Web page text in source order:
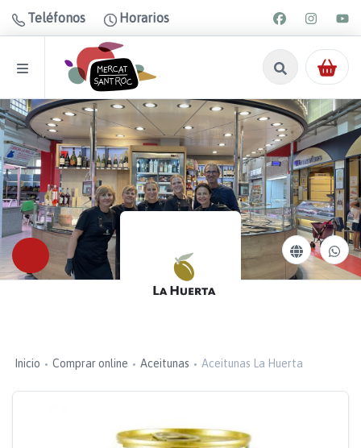
Teléfonos Horarios
Inicio Comprar online Aceitunas Aceitunas La Huerta